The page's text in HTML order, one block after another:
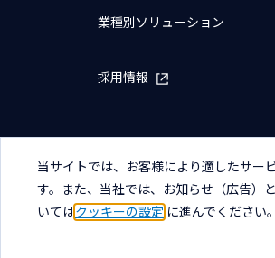
業種別ソリューション
採用情報
サイトマップ お問い合わせ
当サイトでは、お客様により適したサー
す。また、当社では、お知らせ（広告）
いては クッキーの設定 に進んでください